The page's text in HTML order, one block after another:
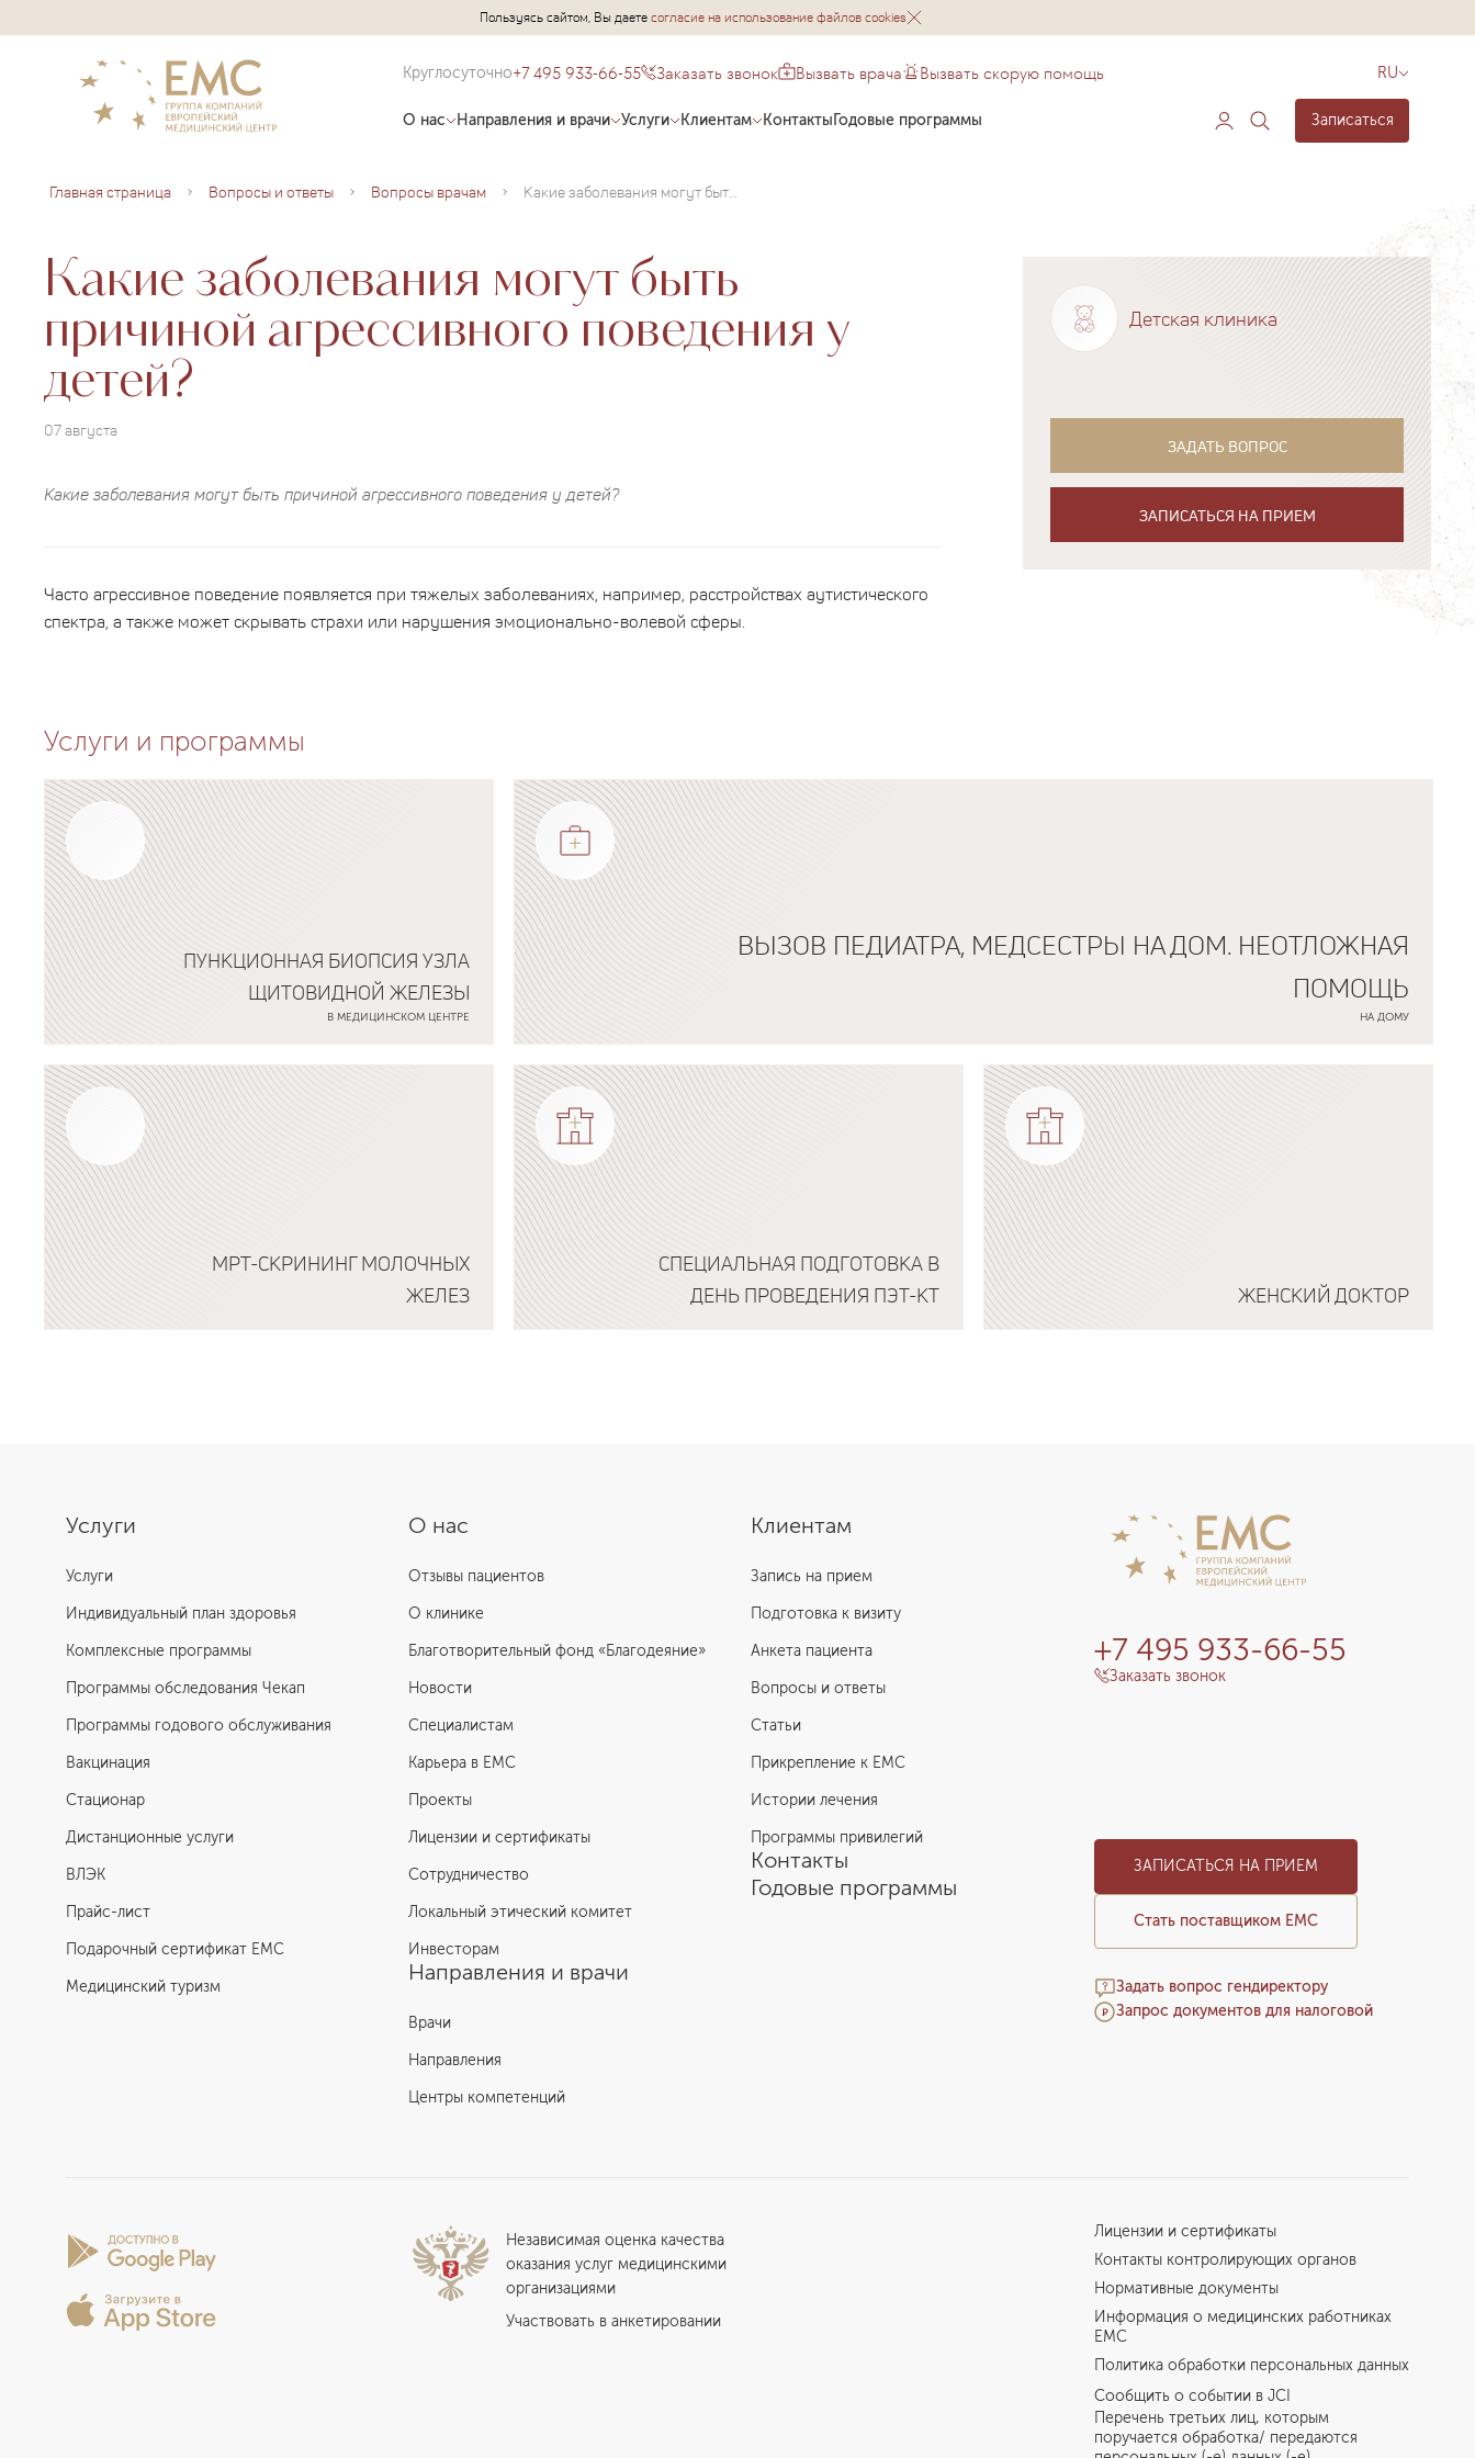
Пользуясь сайтом, Вы даетесогласие на использование файлов cookies
Круглосуточно+7 495 933-66-55 Заказать звонок Вызвать врача Вызвать скорую помощь RU
О нас Направления и врачи Услуги Клиентам КонтактыГодовые программы Записаться
Главная страница Вопросы и ответы Вопросы врачам Какие заболевания могут быть причиной агрессивного поведения у детей?
Какие заболевания могут быть
причиной агрессивного поведения у
детей?
07 августа
Какие заболевания могут быть причиной агрессивного поведения у детей?
Часто агрессивное поведение появляется при тяжелых заболеваниях, например, расстройствах аутистического
спектра, а также может скрывать страхи или нарушения эмоционально-волевой сферы.
Детская клиника
ЗАДАТЬ ВОПРОС
ЗАПИСАТЬСЯ НА ПРИЕМ
Услуги и программы
ПУНКЦИОННАЯ БИОПСИЯ УЗЛА
ЩИТОВИДНОЙ ЖЕЛЕЗЫ
В МЕДИЦИНСКОМ ЦЕНТРЕ
Подробнее о программе
ВЫЗОВ ПЕДИАТРА, МЕДСЕСТРЫ НА ДОМ. НЕОТЛОЖНАЯ
ПОМОЩЬ
НА ДОМУ
Подробнее о программе
МРТ-СКРИНИНГ МОЛОЧНЫХ
ЖЕЛЕЗ
СПЕЦИАЛЬНАЯ ПОДГОТОВКА В
ДЕНЬ ПРОВЕДЕНИЯ ПЭТ-КТ
ЖЕНСКИЙ ДОКТОР
О нас
Отзывы пациентов
О клинике
Благотворительный фонд «Благодеяние»
Новости
Специалистам
Карьера в ЕМС
Проекты
Лицензии и сертификаты
Сотрудничество
Локальный этический комитет
Инвесторам
Направления и врачи
Врачи
Направления
Центры компетенций
Услуги
Услуги
Индивидуальный план здоровья
Комплексные программы
Программы обследования Чекап
Программы годового обслуживания
Вакцинация
Стационар
Дистанционные услуги
ВЛЭК
Прайс-лист
Подарочный сертификат EMC
Медицинский туризм
Клиентам
Запись на прием
Подготовка к визиту
Анкета пациента
Вопросы и ответы
Статьи
Прикрепление к EMC
Истории лечения
Программы привилегий
Контакты
Годовые программы
+7 495 933-66-55
Заказать звонок
ЗАПИСАТЬСЯ НА ПРИЕМ
Стать поставщиком ЕМС
Задать вопрос гендиректору
Запрос документов для налоговой
Независимая оценка качества
оказания услуг медицинскими
организациями
Участвовать в анкетировании
Лицензии и сертификаты
Контакты контролирующих органов
Нормативные документы
Информация о медицинских работниках
EMC
Политика обработки персональных данных
Сообщить о событии в JCI
Перечень третьих лиц, которым
поручается обработка/ передаются